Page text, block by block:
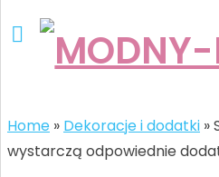
Home » Dekoracje i dodatki »
wystarczą odpowiednie